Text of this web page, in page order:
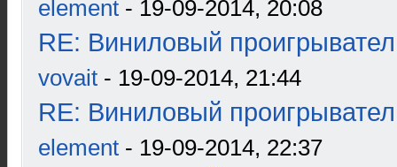
element - 19-09-2014, 20:08
RE: Виниловый
vovait - 19-09-2014, 21:44
RE: Виниловый
element - 19-09-2014, 22:37